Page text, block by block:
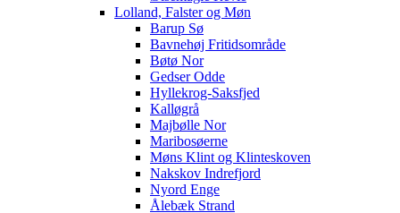
Lolland, Falster og Møn
Barup Sø
Bavnehøj Fritidsområde
Bøtø Nor
Gedser Odde
Hyllekrog-Saksfjed
Kalløgrå
Majbølle Nor
Maribosøerne
Møns Klint og Klinteskoven
Nakskov Indrefjord
Nyord Enge
Ålebæk Strand